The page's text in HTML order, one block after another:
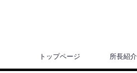
トップページ 所長紹介